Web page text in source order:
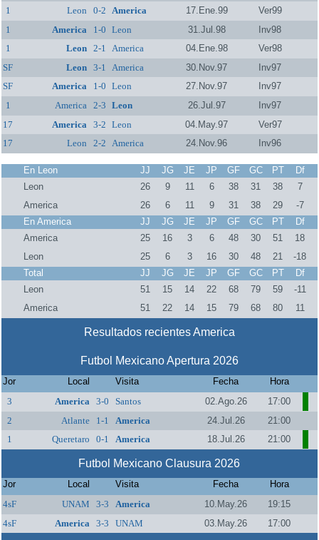
1
Leon 0-2 America 17.Ene.99
Ver99
1
America 1-0 Leon 31.Jul.98
Inv98
1
Leon 2-1 America 04.Ene.98
Ver98
SF
Leon 3-1 America 30.Nov.97
Inv97
SF
America 1-0 Leon 27.Nov.97
Inv97
1
America 2-3 Leon 26.Jul.97
Inv97
17
America 3-2 Leon 04.May.97
Ver97
17
Leon 2-2 America 24.Nov.96 Inv96
En Leon JJ JG JE JP GF GC PT
Df
Leon
26 9 11 6 38 31 38
7
America
26 6 11 9 31 38 29
-7
En America
JJ JG JE JP GF GC PT
Df
America
25 16 3 6 48 30 51
18
Leon
25 6 3 16 30 48 21
-18
Total
JJ JG JE JP GF GC PT
Df
Leon
51 15 14 22 68 79 59
-11
America
51 22 14 15 79 68 80 11
Resultados recientes America
Futbol Mexicano Apertura 2026
Jor Local Visita Fecha
Hora
3
America 3-0 Santos 02.Ago.26
17:00
2
Atlante 1-1 America 24.Jul.26
21:00
1
Queretaro 0-1 America 18.Jul.26 21:00
Futbol Mexicano Clausura 2026
Jor Local Visita Fecha
Hora
4sF
UNAM 3-3 America 10.May.26
19:15
4sF
America 3-3 UNAM 03.May.26 17:00